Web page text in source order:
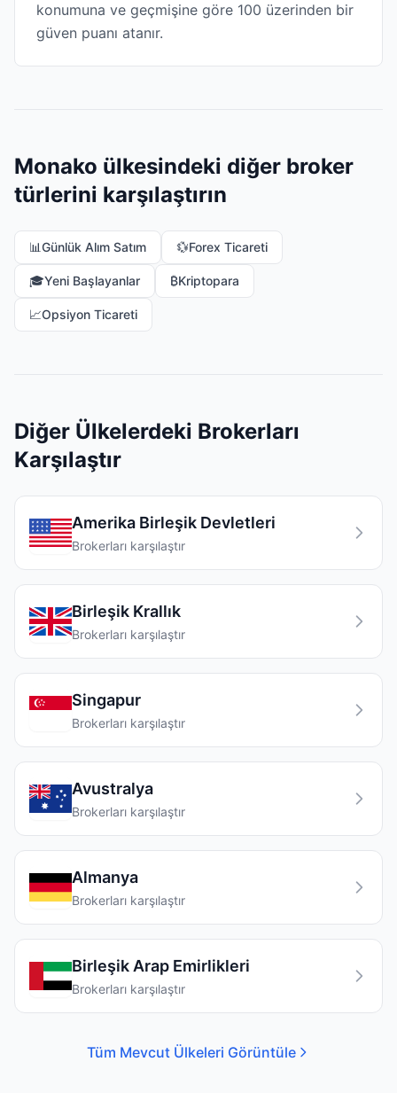
konumuna ve geçmişine göre 100 üzerinden bir
güven puanı atanır.
Monako ülkesindeki diğer broker
türlerini karşılaştırın
📊Günlük Alım Satım 💱Forex Ticareti
🎓Yeni Başlayanlar ₿Kriptopara
📈Opsiyon Ticareti
Diğer Ülkelerdeki Brokerları
Karşılaştır
Amerika Birleşik Devletleri
Brokerları karşılaştır
Birleşik Krallık
Brokerları karşılaştır
Singapur
Brokerları karşılaştır
Avustralya
Brokerları karşılaştır
Almanya
Brokerları karşılaştır
Birleşik Arap Emirlikleri
Brokerları karşılaştır
Tüm Mevcut Ülkeleri Görüntüle